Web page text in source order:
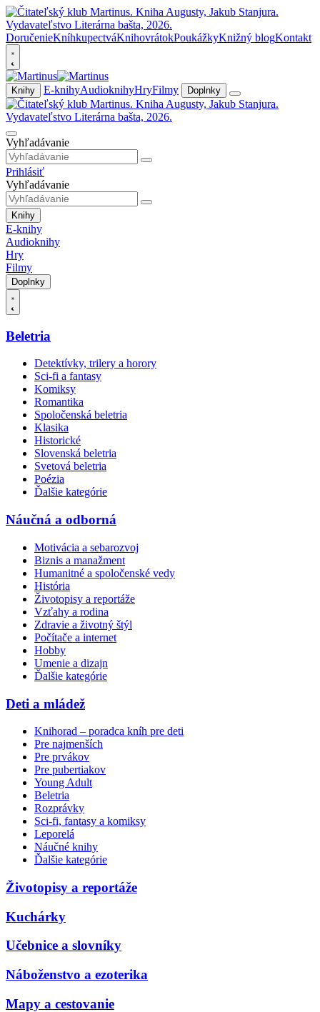
DoručenieKníhkupectváKnihovrátokPoukážkyKnižný blogKontakt
Knihy E-knihyAudioknihyHryFilmy Doplnky
Vyhľadávanie
Prihlásiť
Vyhľadávanie
Knihy
E-knihy
Audioknihy
Hry
Filmy
Doplnky
Beletria
Detektívky, trilery a horory
Sci-fi a fantasy
Komiksy
Romantika
Spoločenská beletria
Klasika
Historické
Slovenská beletria
Svetová beletria
Poézia
Ďalšie kategórie
Náučná a odborná
Motivácia a sebarozvoj
Biznis a manažment
Humanitné a spoločenské vedy
História
Životopisy a reportáže
Vzťahy a rodina
Zdravie a životný štýl
Počítače a internet
Hobby
Umenie a dizajn
Ďalšie kategórie
Deti a mládež
Knihorad – poradca kníh pre deti
Pre najmenších
Pre prvákov
Pre pubertiakov
Young Adult
Beletria
Rozprávky
Sci-fi, fantasy a komiksy
Leporelá
Náučné knihy
Ďalšie kategórie
Životopisy a reportáže
Kuchárky
Učebnice a slovníky
Náboženstvo a ezoterika
Mapy a cestovanie